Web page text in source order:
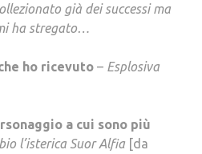
già dei successi ma
ha stregato…
ho ricevuto – Esplosiva
a cui sono più
l’isterica Suor Alfia [da